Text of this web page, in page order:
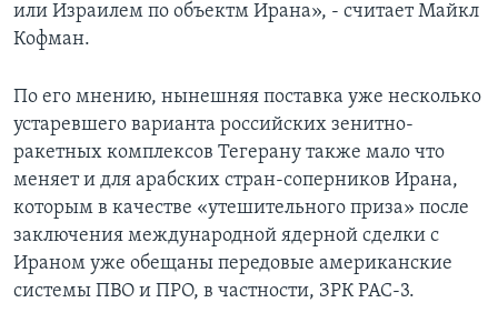
или Израилем по объектм Ирана», - считает Майкл
Кофман.
По его мнению, нынешняя поставка уже несколько
устаревшего варианта российских зенитно-
ракетных комплексов Тегерану также мало что
меняет и для арабских стран-соперников Ирана,
которым в качестве «утешительного приза» после
заключения международной ядерной сделки с
Ираном уже обещаны передовые американские
системы ПВО и ПРО, в частности, ЗРК PAC-3.